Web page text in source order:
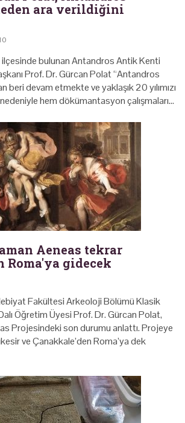
ara verildiğini
ilçesinde bulunan Antandros Antik Kenti
Prof. Dr. Gürcan Polat “Antandros
beri devam etmekte ve yaklaşık 20 yılımızı
hem dökümantasyon çalışmaları…
Aeneas tekrar
Roma'ya gidecek
Fakültesi Arkeoloji Bölümü Klasik
Öğretim Üyesi Prof. Dr. Gürcan Polat,
Projesindeki son durumu anlattı. Projeye
ve Çanakkale’den Roma’ya dek